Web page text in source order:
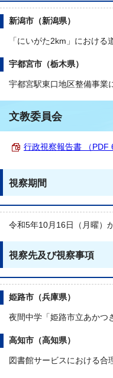
新潟市（新潟県）
「にいがた2km」における
宇都宮市（栃木県）
宇都宮駅東口地区整備事業
文教委員会
行政視察報告書 （PDF
視察期間
令和5年10月16日（月曜）
視察先及び視察事項
姫路市（兵庫県）
夜間中学「姫路市立あかつ
高知市（高知県）
図書館サービスにおける合